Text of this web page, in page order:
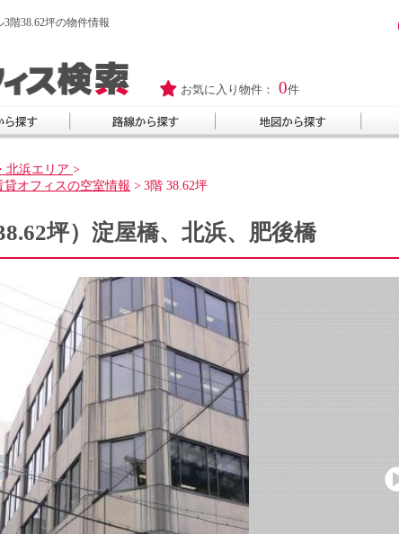
階38.62坪の物件情報
お気に入り物件： 0件
北浜エリア >
オフィスの空室情報 > 3階 38.62坪
坪）淀屋橋、北浜、肥後橋